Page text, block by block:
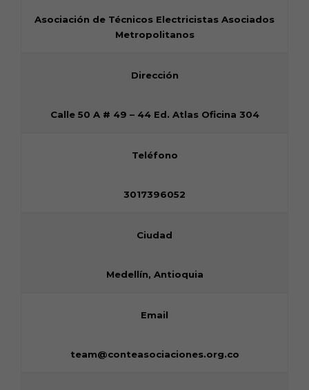
Asociación de Técnicos Electricistas Asociados
Metropolitanos
Dirección
Calle 50 A # 49 – 44 Ed. Atlas Oficina 304
Teléfono
3017396052
Ciudad
Medellín, Antioquia
Email
team@conteasociaciones.org.co